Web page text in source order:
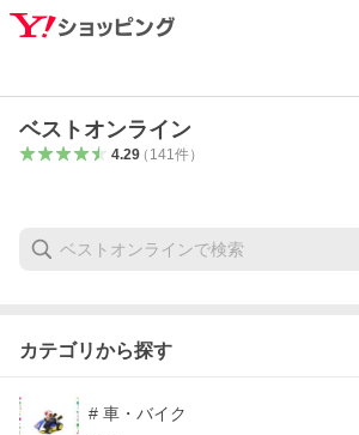
ベストオンライン
4.29（ 141 件）
カテゴリから探す
# 車・バイク